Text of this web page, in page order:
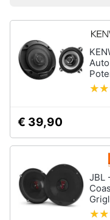
home
Videogiochi
Clima
Arredo
Brico
on
the
go
Auricolari
bluetooth
bluetooth
Vedi
€ 39,90
JBL